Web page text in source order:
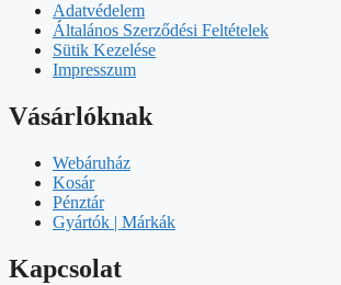
Adatvédelem
Általános Szerződési Feltételek
Sütik Kezelése
Impresszum
Vásárlóknak
Webáruház
Kosár
Pénztár
Gyártók | Márkák
Kapcsolat